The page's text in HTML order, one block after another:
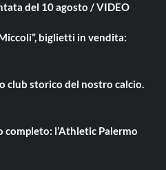
del 10 agosto / VIDEO
biglietti in vendita:
club storico del nostro calcio.
completo: l’Athletic Palermo